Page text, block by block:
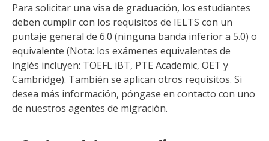
Para solicitar una visa de graduación, los estudiantes
deben cumplir con los requisitos de IELTS con un
puntaje general de 6.0 (ninguna banda inferior a 5.0) o
equivalente (Nota: los exámenes equivalentes de
inglés incluyen: TOEFL iBT, PTE Academic, OET y
Cambridge). También se aplican otros requisitos. Si
desea más información, póngase en contacto con uno
de nuestros agentes de migración.